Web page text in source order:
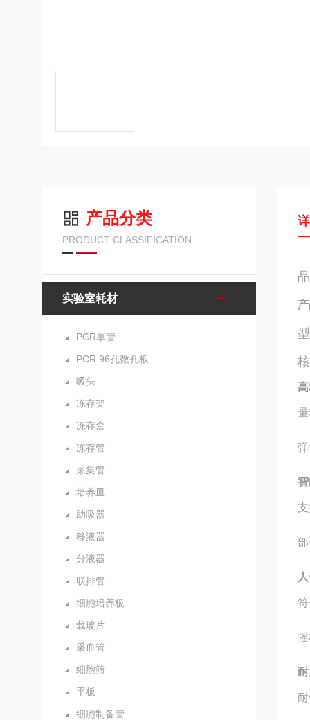
产品分类
PRODUCT CLASSIFICATION
实验室耗材
PCR单管
PCR 96孔微孔板
吸头
冻存架
冻存盒
冻存管
采集管
培养皿
助吸器
移液器
分液器
联排管
细胞培养板
载玻片
采血管
细胞筛
平板
细胞制备管